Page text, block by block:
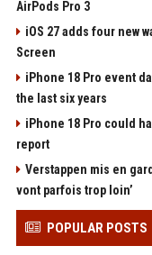
AirPods Pro 3
iOS 27 adds four new
Screen
iPhone 18 Pro event
the last six years
iPhone 18 Pro could
report
Verstappen mis en
vont parfois trop loin’
POPULAR POSTS